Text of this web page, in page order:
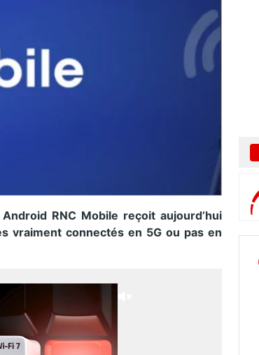
RNC Mobile reçoit aujourd’hui
vraiment connectés en 5G ou pas en